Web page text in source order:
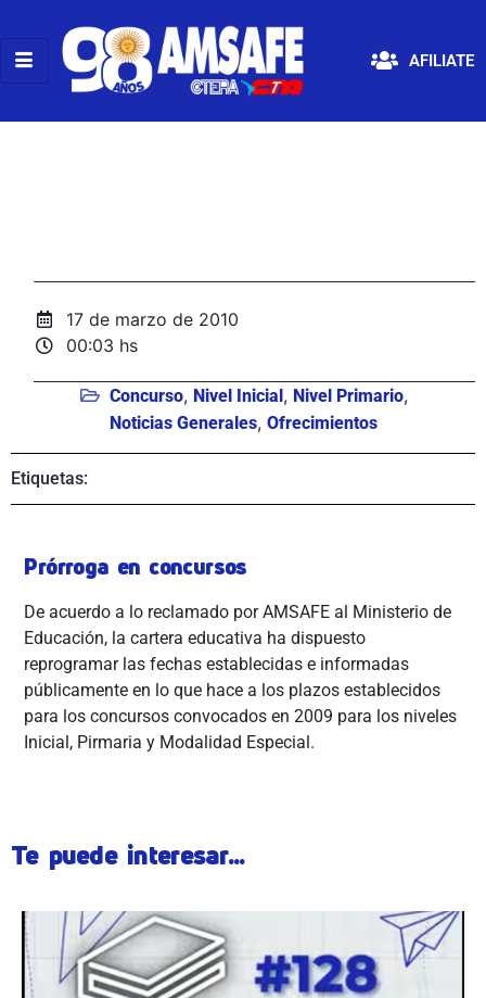
AFILIATE
17 de marzo de 2010
00:03 hs
Concurso, Nivel Inicial, Nivel Primario,
Noticias Generales, Ofrecimientos
Etiquetas:
Prórroga en concursos
De acuerdo a lo reclamado por AMSAFE al Ministerio de
Educación, la cartera educativa ha dispuesto
reprogramar las fechas establecidas e informadas
públicamente en lo que hace a los plazos establecidos
para los concursos convocados en 2009 para los niveles
Inicial, Pirmaria y Modalidad Especial.
Te puede interesar...